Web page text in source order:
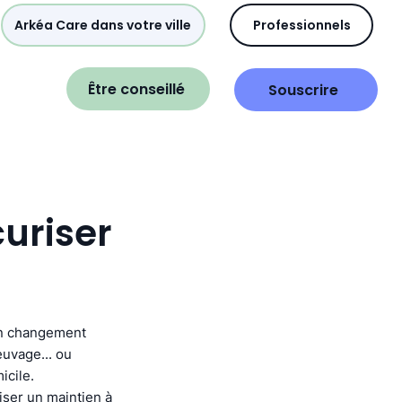
Arkéa Care dans votre ville Professionnels
Être conseillé Souscrire
changement
ou
un maintien à